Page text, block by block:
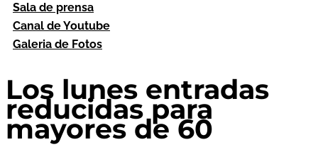
Sala de prensa
Canal de Youtube
Galeria de Fotos
Los lunes entradas
reducidas para
mayores de 60